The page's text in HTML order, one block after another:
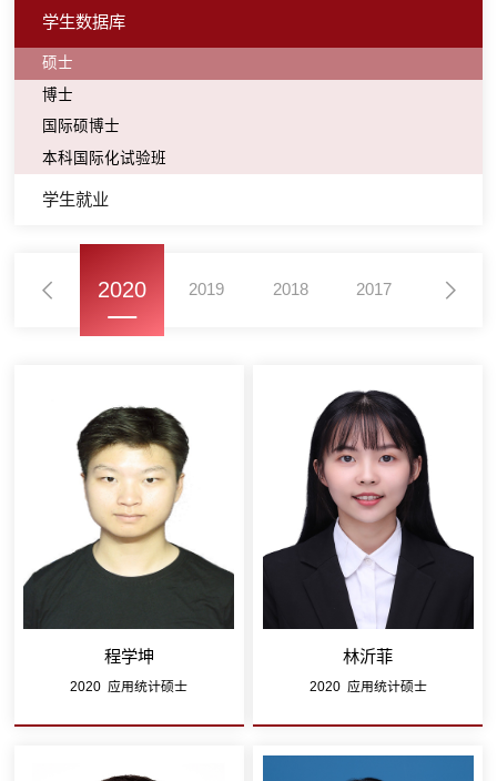
学生数据库
硕士
博士
国际硕博士
本科国际化试验班
学生就业
2021 2020 2019 2018 2017 2016
程学坤
2020 应用统计硕士
林沂菲
2020 应用统计硕士